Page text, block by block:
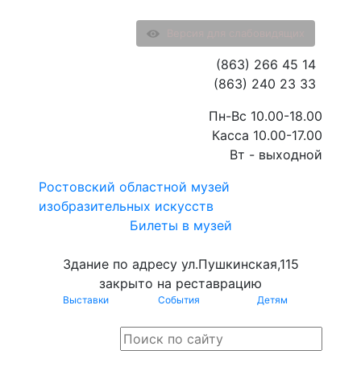
Ростовский областной музей
изобразительных искусств
Билеты в музей
Здание по адресу ул.Пушкинская,115
закрыто на реставрацию
Выставки События Детям
(863) 266 45 14
(863) 240 23 33
Пн-Вс 10.00-18.00
Касса 10.00-17.00
Вт - выходной